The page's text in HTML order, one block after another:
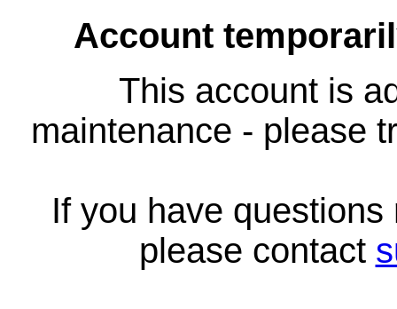
Account
This account is
maintenance - please
If you have
please contact